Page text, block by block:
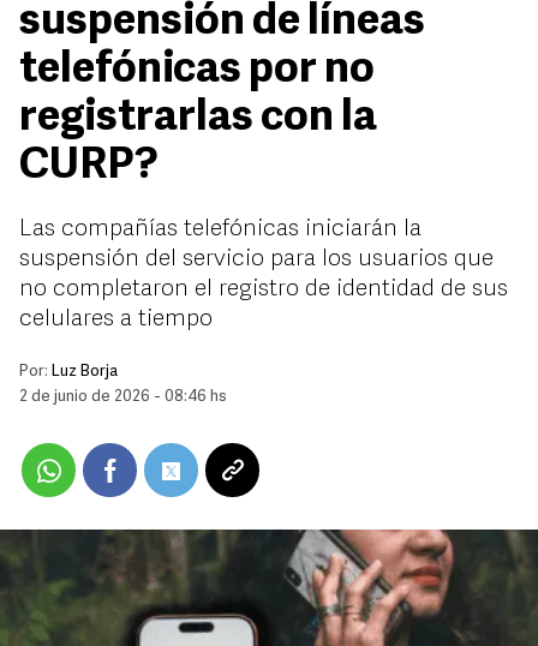
suspensión de líneas
telefónicas por no
registrarlas con la
CURP?
Las compañías telefónicas iniciarán la
suspensión del servicio para los usuarios que
no completaron el registro de identidad de sus
celulares a tiempo
Por: Luz Borja
2 de junio de 2026 - 08:46 hs